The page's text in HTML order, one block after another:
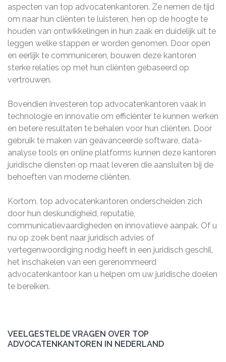
aspecten van top advocatenkantoren. Ze nemen de tijd
om naar hun cliënten te luisteren, hen op de hoogte te
houden van ontwikkelingen in hun zaak en duidelijk uit te
leggen welke stappen er worden genomen. Door open
en eerlijk te communiceren, bouwen deze kantoren
sterke relaties op met hun cliënten gebaseerd op
vertrouwen.
Bovendien investeren top advocatenkantoren vaak in
technologie en innovatie om efficiënter te kunnen werken
en betere resultaten te behalen voor hun cliënten. Door
gebruik te maken van geavanceerde software, data-
analyse tools en online platforms kunnen deze kantoren
juridische diensten op maat leveren die aansluiten bij de
behoeften van moderne cliënten.
Kortom, top advocatenkantoren onderscheiden zich
door hun deskundigheid, reputatie,
communicatievaardigheden en innovatieve aanpak. Of u
nu op zoek bent naar juridisch advies of
vertegenwoordiging nodig heeft in een juridisch geschil,
het inschakelen van een gerenommeerd
advocatenkantoor kan u helpen om uw juridische doelen
te bereiken.
VEELGESTELDE VRAGEN OVER TOP
ADVOCATENKANTOREN IN NEDERLAND